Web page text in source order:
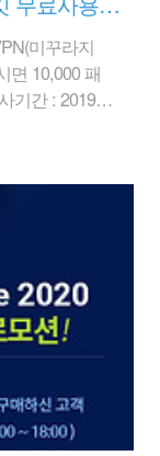
미꾸라지
면 10,000 패
기간 : 2019 7
여 이벤트를
튼을 클릭하
등록 1주
id로 패킷
확인하실 수
전일로부터
가기 ] ** ..